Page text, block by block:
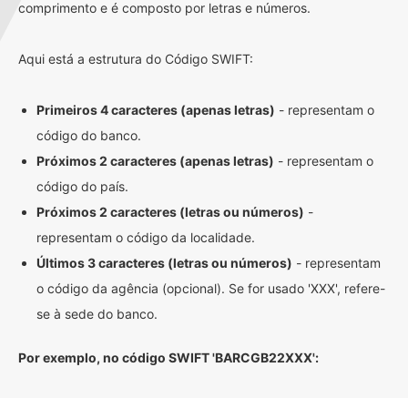
comprimento e é composto por letras e números.
Aqui está a estrutura do Código SWIFT:
Primeiros 4 caracteres (apenas letras) - representam o
código do banco.
Próximos 2 caracteres (apenas letras) - representam o
código do país.
Próximos 2 caracteres (letras ou números) -
representam o código da localidade.
Últimos 3 caracteres (letras ou números) - representam
o código da agência (opcional). Se for usado 'XXX', refere-
se à sede do banco.
Por exemplo, no código SWIFT 'BARCGB22XXX':